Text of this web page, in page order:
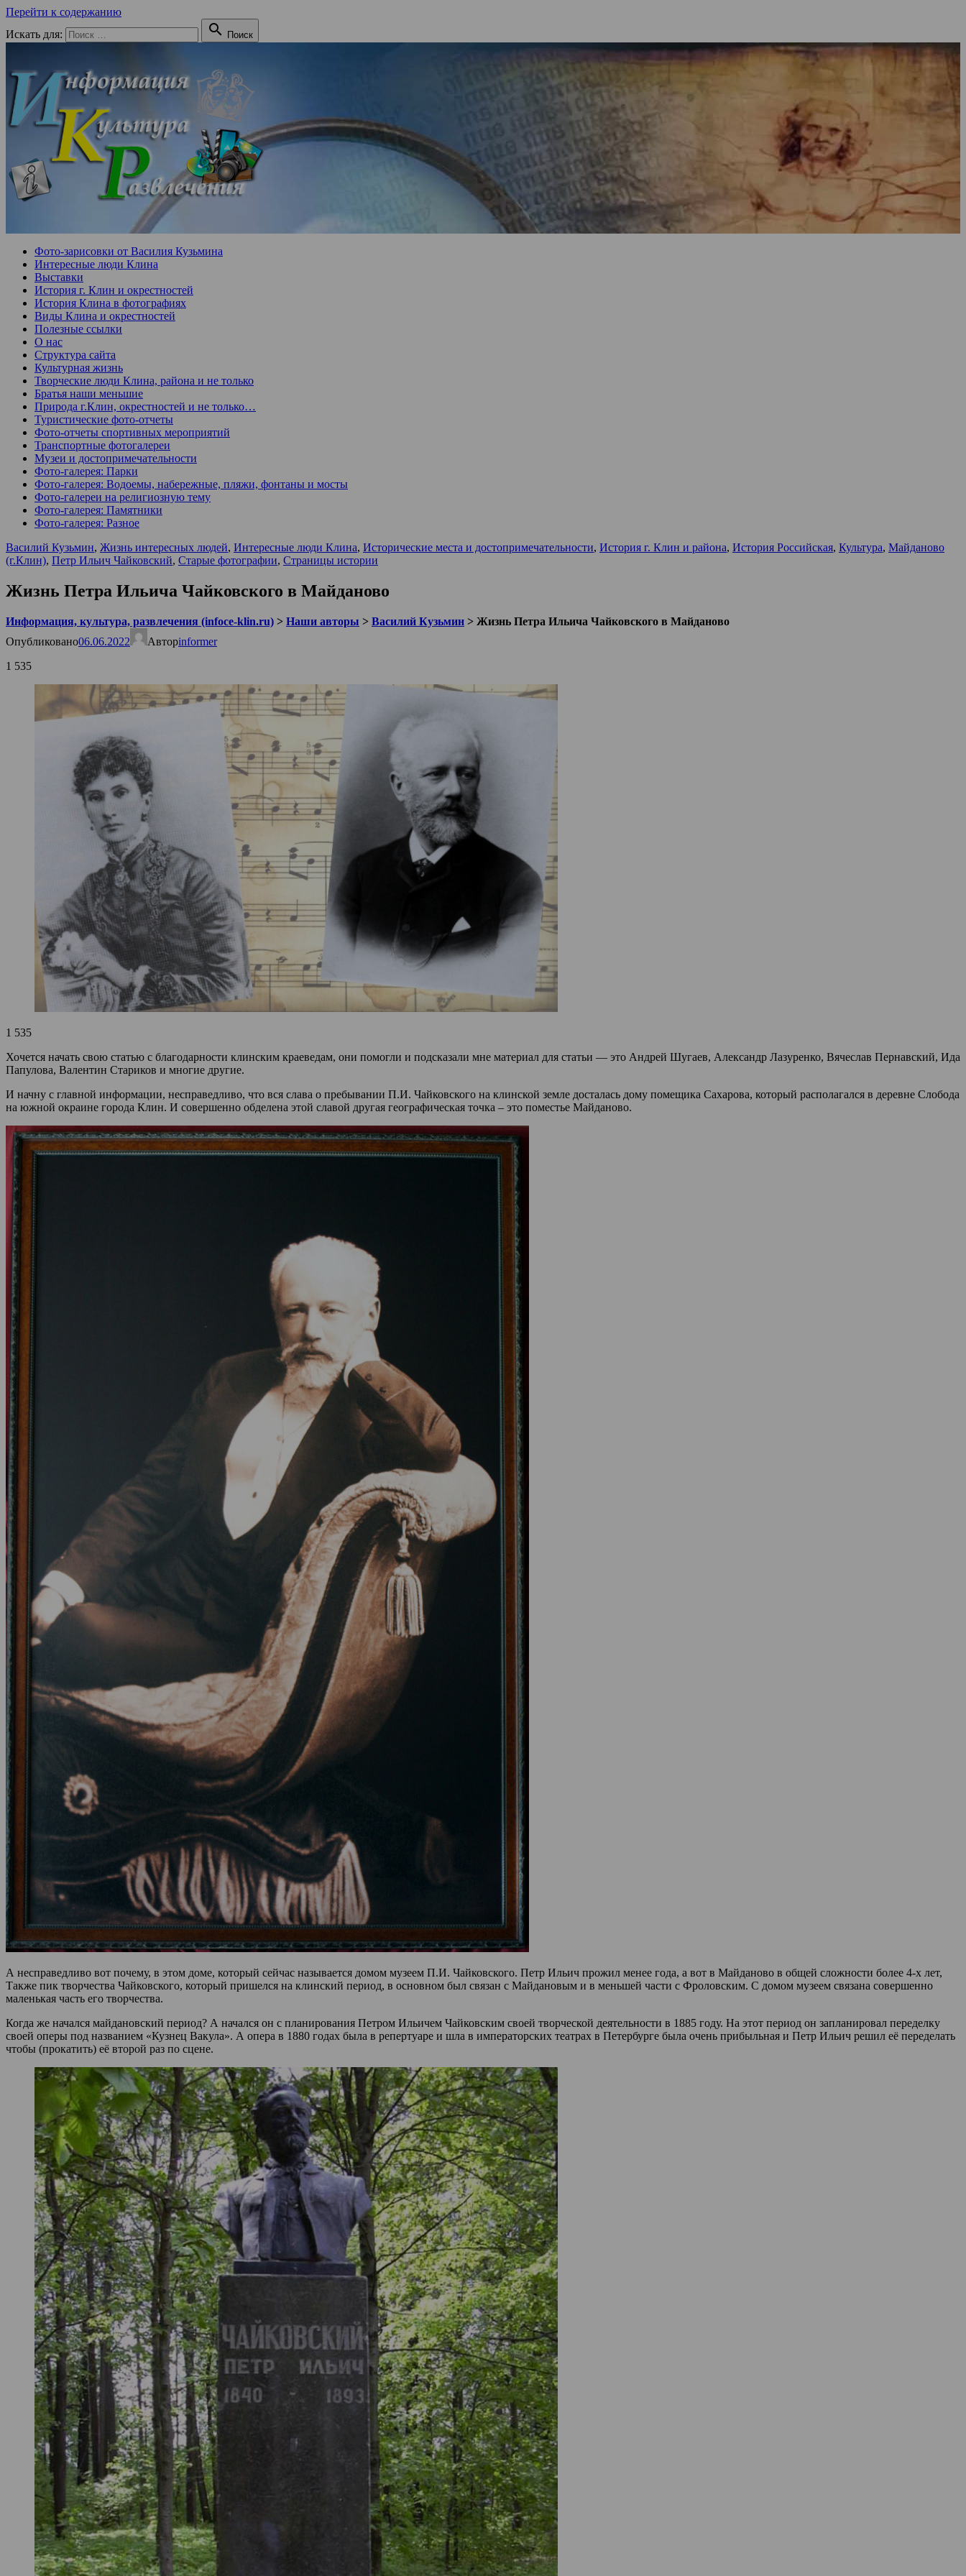
Перейти к содержанию
Искать для:
 Поиск
Фото-зарисовки от Василия Кузьмина
Интересные люди Клина
Выставки
История г. Клин и окрестностей
История Клина в фотографиях
Виды Клина и окрестностей
Полезные ссылки
О нас
Структура сайта
Культурная жизнь
Творческие люди Клина, района и не только
Братья наши меньшие
Природа г.Клин, окрестностей и не только…
Туристические фото-отчеты
Фото-отчеты спортивных мероприятий
Транспортные фотогалереи
Музеи и достопримечательности
Фото-галерея: Парки
Фото-галерея: Водоемы, набережные, пляжи, фонтаны и мосты
Фото-галереи на религиозную тему
Фото-галерея: Памятники
Фото-галерея: Разное
Василий Кузьмин, Жизнь интересных людей, Интересные люди Клина, Исторические места и достопримечательности, История г. Клин и района, История Российская, Культура, Майданово
(г.Клин), Петр Ильич Чайковский, Старые фотографии, Страницы истории
Жизнь Петра Ильича Чайковского в Майданово
Информация, культура, развлечения (infoce-klin.ru) > Наши авторы > Василий Кузьмин > Жизнь Петра Ильича Чайковского в Майданово
Опубликовано06.06.2022 Авторinformer
1 535
1 535
Хочется начать свою статью с благодарности клинским краеведам, они помогли и подсказали мне материал для статьи — это Андрей Шугаев, Александр Лазуренко, Вячеслав Пернавский, Ида
Папулова, Валентин Стариков и многие другие.
И начну с главной информации, несправедливо, что вся слава о пребывании П.И. Чайковского на клинской земле досталась дому помещика Сахарова, который располагался в деревне Слобода
на южной окраине города Клин. И совершенно обделена этой славой другая географическая точка – это поместье Майданово.
А несправедливо вот почему, в этом доме, который сейчас называется домом музеем П.И. Чайковского. Петр Ильич прожил менее года, а вот в Майданово в общей сложности более 4-х лет,
Также пик творчества Чайковского, который пришелся на клинский период, в основном был связан с Майдановым и в меньшей части с Фроловским. С домом музеем связана совершенно
маленькая часть его творчества.
Когда же начался майдановский период? А начался он с планирования Петром Ильичем Чайковским своей творческой деятельности в 1885 году. На этот период он запланировал переделку
своей оперы под названием «Кузнец Вакула». А опера в 1880 годах была в репертуаре и шла в императорских театрах в Петербурге была очень прибыльная и Петр Ильич решил её переделать
чтобы (прокатить) её второй раз по сцене.